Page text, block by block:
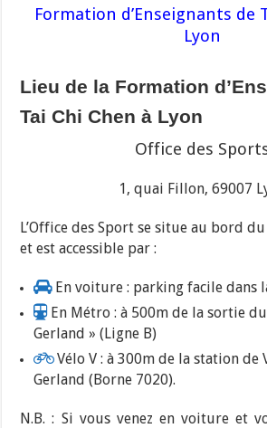
Formation d’Enseignants de
Lyon
Lieu de la Formation
Tai Chi Chen à Lyon
Office des
1, quai Fillon, 69007
L’Office des Sport se situe au bord
et est accessible par :
En voiture : parking facile dans
En Métro : à 500m de la sortie
Gerland » (Ligne B)
Vélo V : à 300m de la station de
Gerland (Borne 7020).
N.B. : Si vous venez en voiture et